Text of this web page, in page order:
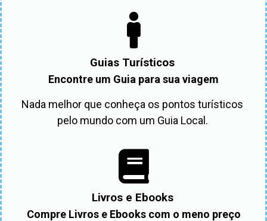
Guias Turísticos
Encontre um Guia para sua viagem
Nada melhor que conheça os pontos turísticos
pelo mundo com um Guia Local.
Livros e Ebooks
Compre Livros e Ebooks com o meno preço